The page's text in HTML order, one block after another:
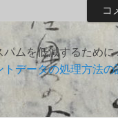
パムを低減するために
トデータの処理方法